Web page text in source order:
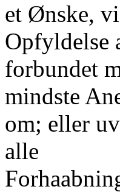
et Ønske,
Opfyldelse
forbundet
mindste
om; eller
alle